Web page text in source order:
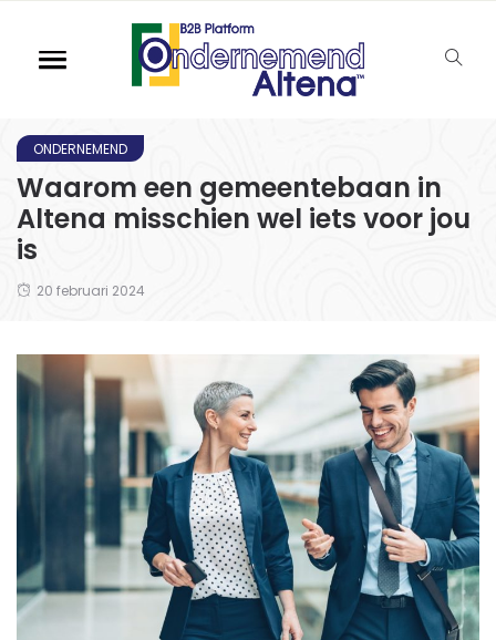
ONDERNEMEND
Waarom een gemeentebaan in
Altena misschien wel iets voor jou
is
20 februari 2024